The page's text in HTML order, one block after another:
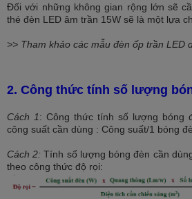
Đối với những không gian rộng lớn sẽ
thé đèn LED âm trần 15W sẽ là một lựa
>> Tham khảo các mẫu đèn ốp trần LED
2. Công thức tính số lượng
Cách 1: Công thức tính số lượng bóng
công suất cần dùng : Công suất/1 bóng
Cách 2: Tính số lượng bóng đèn cần
theo công thức độ rọi: